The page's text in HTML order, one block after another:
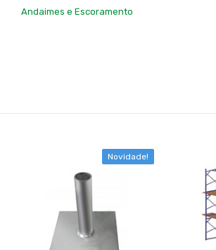
Andaimes e Escoramento
Novidade!